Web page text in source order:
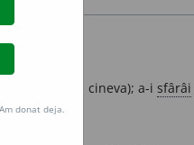
tare (de cineva); a-i sfârâi
Am donat deja.